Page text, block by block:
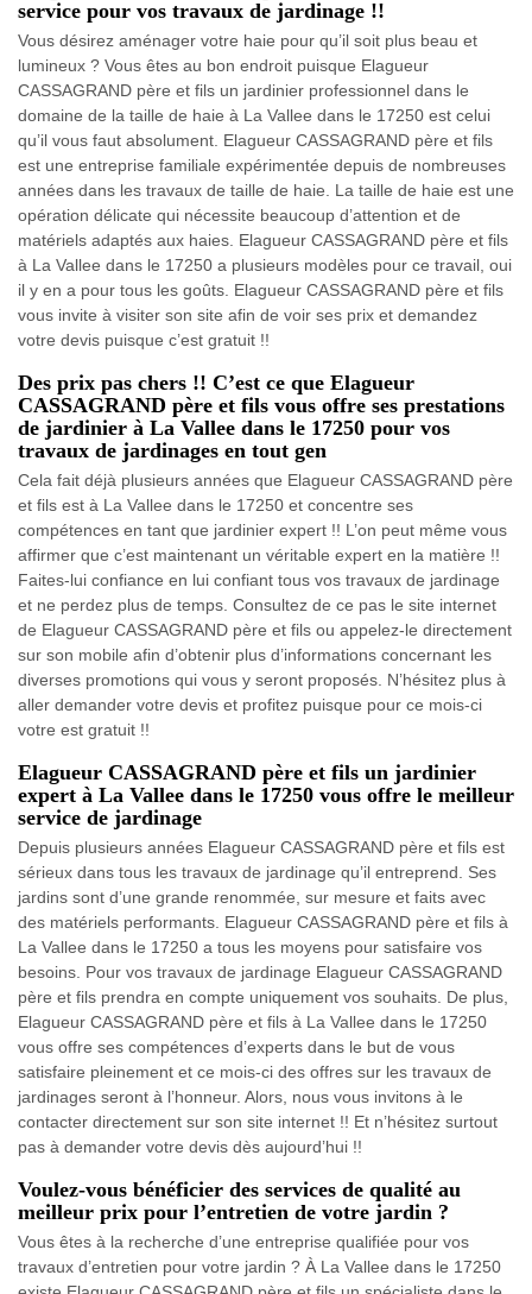
service pour vos travaux de jardinage !!
Vous désirez aménager votre haie pour qu’il soit plus beau et
lumineux ? Vous êtes au bon endroit puisque Elagueur
CASSAGRAND père et fils un jardinier professionnel dans le
domaine de la taille de haie à La Vallee dans le 17250 est celui
qu’il vous faut absolument. Elagueur CASSAGRAND père et fils
est une entreprise familiale expérimentée depuis de nombreuses
années dans les travaux de taille de haie. La taille de haie est une
opération délicate qui nécessite beaucoup d’attention et de
matériels adaptés aux haies. Elagueur CASSAGRAND père et fils
à La Vallee dans le 17250 a plusieurs modèles pour ce travail, oui
il y en a pour tous les goûts. Elagueur CASSAGRAND père et fils
vous invite à visiter son site afin de voir ses prix et demandez
votre devis puisque c’est gratuit !!
Des prix pas chers !! C’est ce que Elagueur
CASSAGRAND père et fils vous offre ses prestations
de jardinier à La Vallee dans le 17250 pour vos
travaux de jardinages en tout gen
Cela fait déjà plusieurs années que Elagueur CASSAGRAND père
et fils est à La Vallee dans le 17250 et concentre ses
compétences en tant que jardinier expert !! L’on peut même vous
affirmer que c’est maintenant un véritable expert en la matière !!
Faites-lui confiance en lui confiant tous vos travaux de jardinage
et ne perdez plus de temps. Consultez de ce pas le site internet
de Elagueur CASSAGRAND père et fils ou appelez-le directement
sur son mobile afin d’obtenir plus d’informations concernant les
diverses promotions qui vous y seront proposés. N’hésitez plus à
aller demander votre devis et profitez puisque pour ce mois-ci
votre est gratuit !!
Elagueur CASSAGRAND père et fils un jardinier
expert à La Vallee dans le 17250 vous offre le meilleur
service de jardinage
Depuis plusieurs années Elagueur CASSAGRAND père et fils est
sérieux dans tous les travaux de jardinage qu’il entreprend. Ses
jardins sont d’une grande renommée, sur mesure et faits avec
des matériels performants. Elagueur CASSAGRAND père et fils à
La Vallee dans le 17250 a tous les moyens pour satisfaire vos
besoins. Pour vos travaux de jardinage Elagueur CASSAGRAND
père et fils prendra en compte uniquement vos souhaits. De plus,
Elagueur CASSAGRAND père et fils à La Vallee dans le 17250
vous offre ses compétences d’experts dans le but de vous
satisfaire pleinement et ce mois-ci des offres sur les travaux de
jardinages seront à l’honneur. Alors, nous vous invitons à le
contacter directement sur son site internet !! Et n’hésitez surtout
pas à demander votre devis dès aujourd’hui !!
Voulez-vous bénéficier des services de qualité au
meilleur prix pour l’entretien de votre jardin ?
Vous êtes à la recherche d’une entreprise qualifiée pour vos
travaux d’entretien pour votre jardin ? À La Vallee dans le 17250